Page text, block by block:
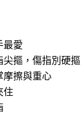
最愛
摳，傷指別硬摳
摩擦與重心
住